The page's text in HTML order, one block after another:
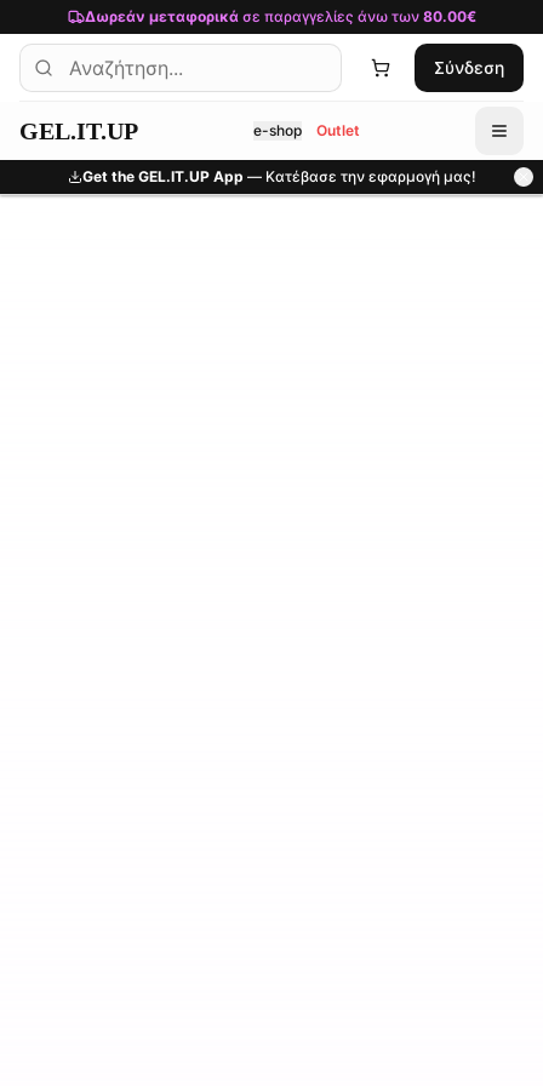
Μετάβαση στο κύριο περιεχόμενο
Δωρεάν μεταφορικάσε παραγγελίες άνω των 80.00€
Σύνδεση
GEL.IT.UP e-shop Outlet
Get the GEL.IT.UP App — Κατέβασε την εφαρμογή μας!